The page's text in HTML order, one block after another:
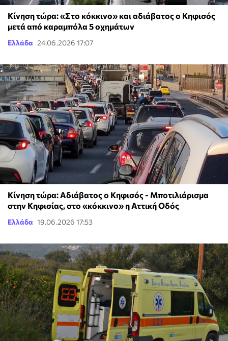
Κίνηση τώρα: «Στο κόκκινο» και αδιάβατος ο Κηφισός
μετά από καραμπόλα 5 οχημάτων
Ελλάδα 24.06.2026 17:07
Kίνηση τώρα: Αδιάβατος ο Κηφισός - Μποτιλιάρισμα
στην Κηφισίας, στο «κόκκινο» η Αττική Οδός
Ελλάδα 19.06.2026 17:53